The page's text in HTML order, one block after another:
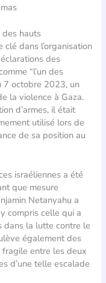
des hauts
dans l’organisation
des
“l’un des
7 octobre 2023, un
la violence à Gaza.
d’armes, il était
utilisé lors de
de sa position au
israéliennes a été
que mesure
Netanyahu a
compris celle qui a
dans la lutte contre le
également des
fragile entre les deux
d’une telle escalade